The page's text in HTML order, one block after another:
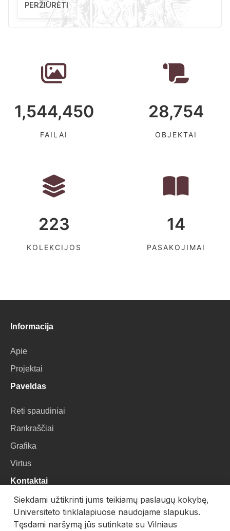
PERŽIŪRĖTI
1,544,450
FAILAI
28,754
OBJEKTAI
223
KOLEKCIJOS
14
PASAKOJIMAI
Informacija
Apie
Projektai
Paveldas
Reti spaudiniai
Rankraščiai
Grafika
Virtus
Kontaktai
VU Biblioteka
Universiteto g. 3, LT-01122, Vilnius
Siekdami užtikrinti jums teikiamų paslaugų kokybę,
Universiteto tinklalapiuose naudojame slapukus.
Tęsdami naršymą jūs sutinkate su Vilniaus